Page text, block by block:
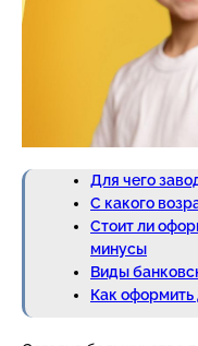
Для чего
С какого
Стоит ли
минусы
Виды
Как оформить